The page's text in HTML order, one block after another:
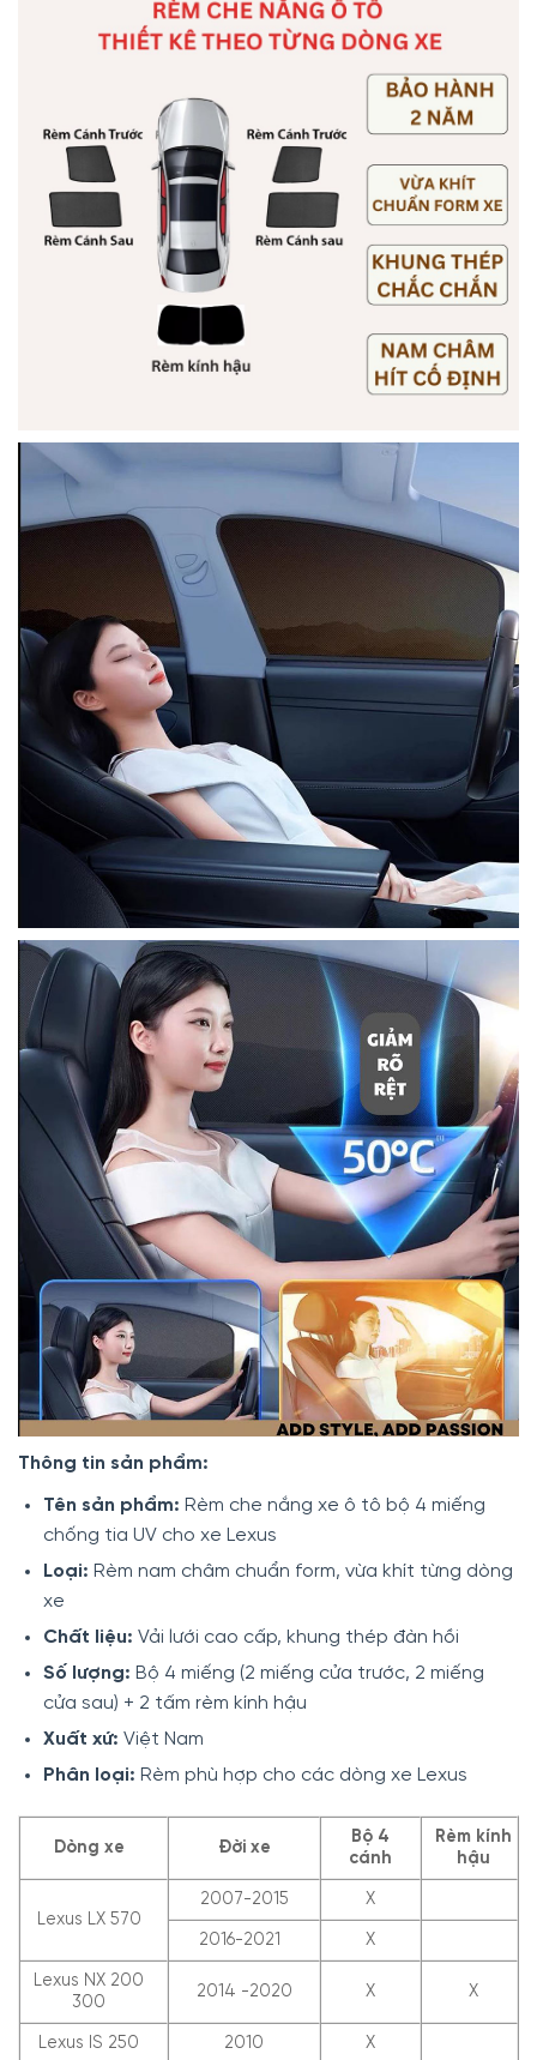
Thông tin sản phẩm:
Tên sản phẩm: Rèm che nắng xe ô tô bộ 4 miếng
chống tia UV cho xe Lexus
Loại: Rèm nam châm chuẩn form, vừa khít từng dòng
xe
Chất liệu: Vải lưới cao cấp, khung thép đàn hồi
Số lượng: Bộ 4 miếng (2 miếng cửa trước, 2 miếng
cửa sau) + 2 tấm rèm kính hậu
Xuất xứ: Việt Nam
Phân loại: Rèm phù hợp cho các dòng xe Lexus
Dòng xe Đời xe
Bộ 4
cánh
Rèm kính
hậu
Lexus LX 570
2007-2015 X
2016-2021 X
Lexus NX 200
300
2014 -2020 X X
Lexus IS 250 2010 X